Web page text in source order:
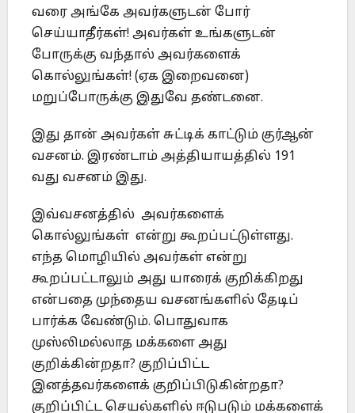
வரை அங்கே அவர்களுடன் போர்
செய்யாதீர்கள்! அவர்கள் உங்களுடன்
போருக்கு வந்தால் அவர்களைக்
கொல்லுங்கள்! (ஏக இறைவனை)
மறுப்போருக்கு இதுவே தண்டனை.
இது தான் அவர்கள் சுட்டிக் காட்டும் குர்ஆன்
வசனம். இரண்டாம் அத்தியாயத்தில் 191
வது வசனம் இது.
இவ்வசனத்தில் அவர்களைக்
கொல்லுங்கள் என்று கூறப்பட்டுள்ளது.
எந்த மொழியில் அவர்கள் என்று
கூறப்பட்டாலும் அது யாரைக் குறிக்கிறது
என்பதை முந்தைய வசனங்களில் தேடிப்
பார்க்க வேண்டும். பொதுவாக
முஸ்லிமல்லாத மக்களை அது
குறிக்கின்றதா? குறிப்பிட்ட
இனத்தவர்களைக் குறிப்பிடுகின்றதா?
குறிப்பிட்ட செயல்களில் ஈடுபடும் மக்களைக்